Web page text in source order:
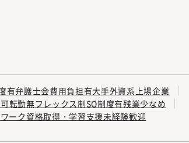
有弁護士会費用負担有大手外資系 上場企業
転勤無フレックス制SO制度有残業少なめ
ーク資格取得・学習支援未経験歓迎